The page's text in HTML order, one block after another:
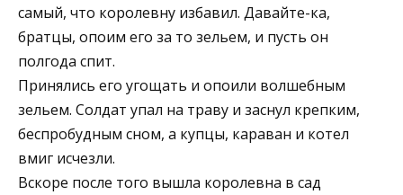
самый, что королевну избавил. Давайте-ка,
братцы, опоим его за то зельем, и пусть он
полгода спит.
Принялись его угощать и опоили волшебным
зельем. Солдат упал на траву и заснул крепким,
беспробудным сном, а купцы, караван и котел
вмиг исчезли.
Вскоре после того вышла королевна в сад